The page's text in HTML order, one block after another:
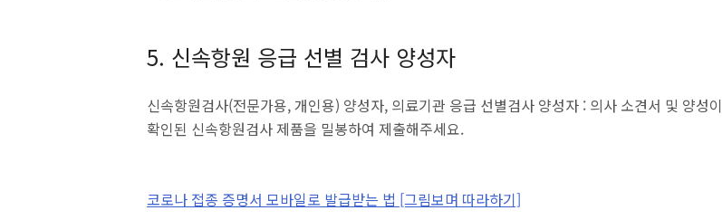
5. 신속항원 응급 선별 검사 양성자
신속항원검사(전문가용, 개인용) 양성자, 의료기관 응급 선별검사 양성자 : 의사 소견서 및 양성이
확인된 신속항원검사 제품을 밀봉하여 제출해주세요.
코로나 접종 증명서 모바일로 발급받는 법 [그림보며 따라하기]